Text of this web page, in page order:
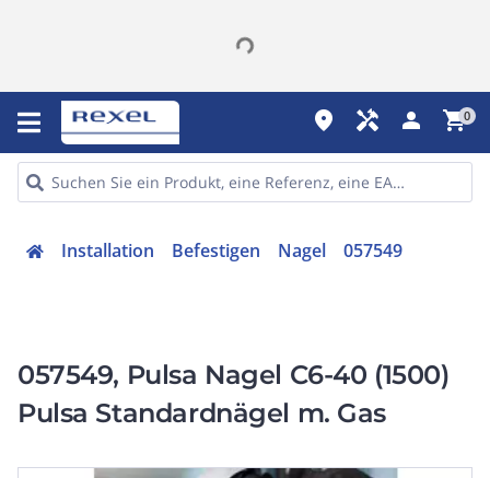
place handyman person shopping_cart0
Installation Befestigen Nagel 057549
057549, Pulsa Nagel C6-40 (1500)
Pulsa Standardnägel m. Gas